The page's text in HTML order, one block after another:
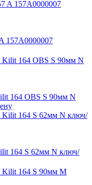
157A0000007
164 OBS S 90мм N
164 S 62мм N ключ/